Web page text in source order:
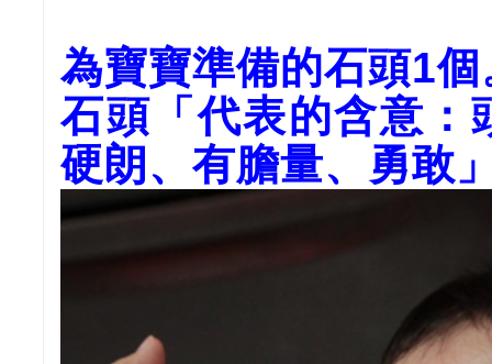
為寶寶準備的石頭1
石頭「代表的含意：
硬朗、有膽量、勇敢